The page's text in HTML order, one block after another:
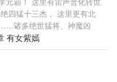
四猛十三杰， 这里更有北
诸多绝世猛将、神魔凶
因为他有【诸天猛将模拟
有女紫嫣